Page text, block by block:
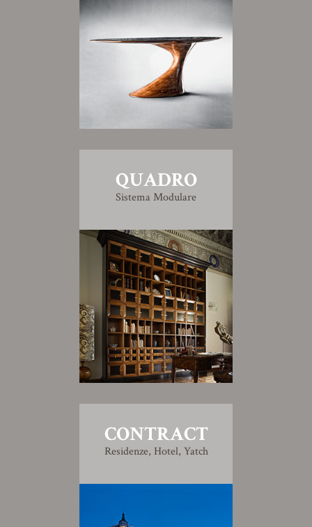
QUADRO
Sistema Modulare
CONTRACT
Residenze, Hotel, Yatch